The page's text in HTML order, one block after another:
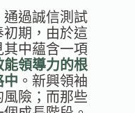
過誠信測試
期，由於這
中蘊含一項
領導力的根
中 。新興領袖
險；而那些